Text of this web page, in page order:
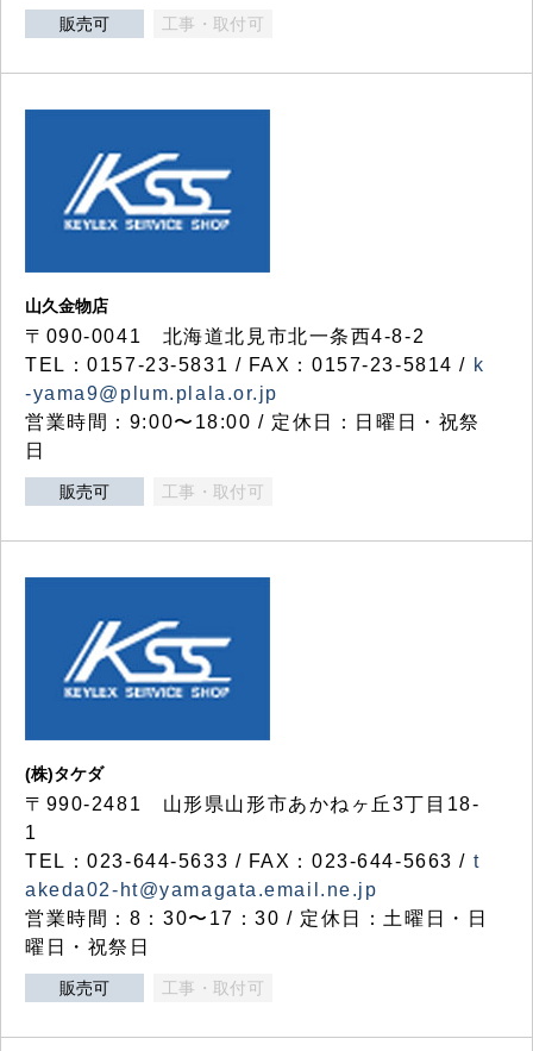
販売可 工事・取付可
山久金物店
〒090-0041 北海道北見市北一条西4-8-2
TEL：0157-23-5831 / FAX：0157-23-5814 / k
-yama9@plum.plala.or.jp
営業時間：9:00〜18:00 / 定休日：日曜日・祝祭
日
販売可 工事・取付可
(株)タケダ
〒990-2481 山形県山形市あかねヶ丘3丁目18-
1
TEL：023-644-5633 / FAX：023-644-5663 / t
akeda02-ht@yamagata.email.ne.jp
営業時間：8：30〜17：30 / 定休日：土曜日・日
曜日・祝祭日
販売可 工事・取付可